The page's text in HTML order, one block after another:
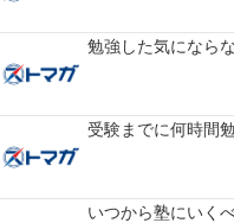
勉強した気になら
受験までに何時間
いつから塾にいく